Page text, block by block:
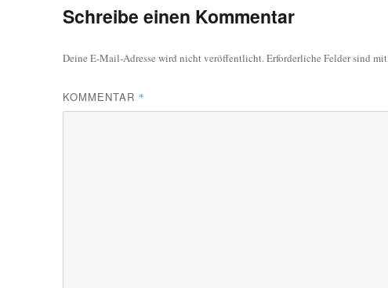
Schreibe einen Kommentar
Deine E-Mail-Adresse wird nicht veröffentlicht.Erforderliche Felder sind mit
KOMMENTAR *